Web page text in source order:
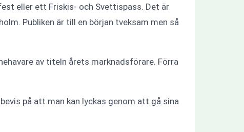
eller ett Friskis- och Svettispass. Det är
Publiken är till en början tveksam men så
av titeln årets marknadsförare. Förra
på att man kan lyckas genom att gå sina